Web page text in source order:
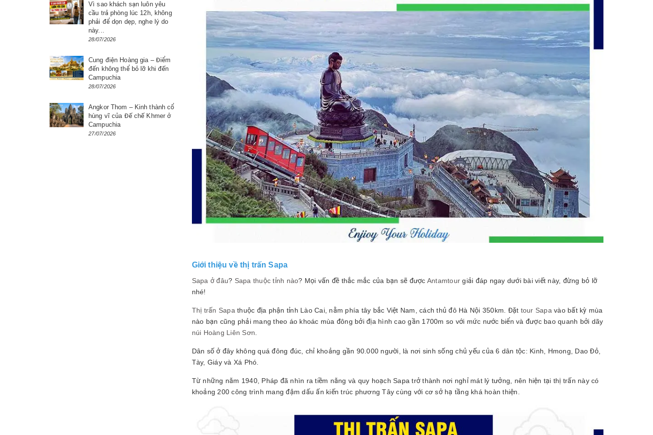
Giới thiệu về thị trấn Sapa
Sapa ở đâu? Sapa thuộc tỉnh nào? Mọi vấn đề thắc mắc của bạn sẽ được Antamtour giải đáp ngay dưới bài viết này, đừng bỏ lỡ
nhé!
Thị trấn Sapa thuộc địa phận tỉnh Lào Cai, nằm phía tây bắc Việt Nam, cách thủ đô Hà Nội 350km. Đặt tour Sapa vào bất kỳ mùa
nào bạn cũng phải mang theo áo khoác mùa đông bởi địa hình cao gần 1700m so với mức nước biển và được bao quanh bởi dãy
núi Hoàng Liên Sơn
Dân số ở đây không quá đông đúc, chỉ khoảng gần 90.000 người, là nơi sinh sống chủ yếu của 6 dân tộc: Kinh, Hmong, Dao Đỏ,
Tày, Giáy và Xá Phó.
Từ những năm 1940, Pháp đã nhìn ra tiềm năng và quy hoạch Sapa trở thành nơi nghỉ mát lý tưởng, nên hiện tại thị trấn này có
khoảng 200 công trình mang đậm dấu ấn kiến trúc phương Tây cùng với cơ sở hạ tầng khá hoàn thiện.
Vì sao khách sạn luôn yêu
cầu trả phòng lúc 12h, không
phải để dọn dẹp, nghe lý do
này...
28/07/2026
Cung điện Hoàng gia – Điểm
đến không thể bỏ lỡ khi đến
Campuchia
28/07/2026
Angkor Thom – Kinh thành cổ
hùng vĩ của Đế chế Khmer ở
Campuchia
27/07/2026